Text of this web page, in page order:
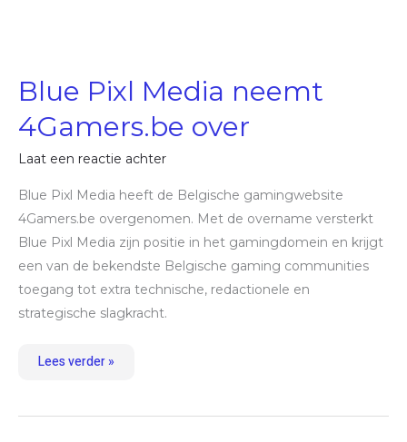
Blue Pixl Media neemt
4Gamers.be over
Laat een reactie achter
Blue Pixl Media heeft de Belgische gamingwebsite
4Gamers.be overgenomen. Met de overname versterkt
Blue Pixl Media zijn positie in het gamingdomein en krijgt
een van de bekendste Belgische gaming communities
toegang tot extra technische, redactionele en
strategische slagkracht.
4Gamers.be
over
Lees verder »